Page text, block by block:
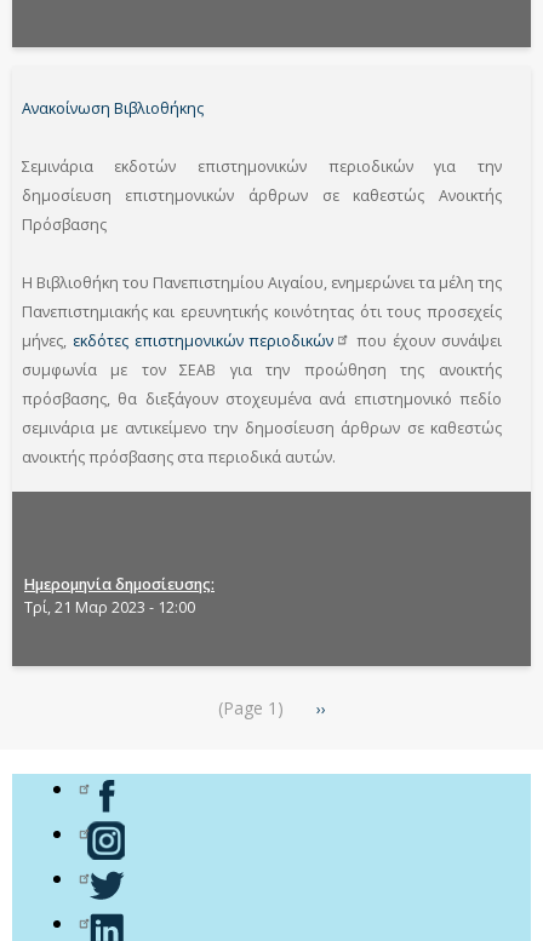
Ανακοίνωση Βιβλιοθήκης
Σεμινάρια εκδοτών επιστημονικών περιοδικών για την
δημοσίευση επιστημονικών άρθρων σε καθεστώς Ανοικτής
Πρόσβασης
Η Βιβλιοθήκη του Πανεπιστημίου Αιγαίου, ενημερώνει τα μέλη της
Πανεπιστημιακής και ερευνητικής κοινότητας ότι τους προσεχείς
μήνες, εκδότες επιστημονικώνπεριοδικών
που έχουν συνάψει
συμφωνία με τον ΣΕΑΒ για την προώθηση της ανοικτής
πρόσβασης, θα διεξάγουν στοχευμένα ανά επιστημονικό πεδίο
σεμινάρια με αντικείμενο την δημοσίευση άρθρων σε καθεστώς
ανοικτής πρόσβασης στα περιοδικά αυτών.
Ημερομηνία δημοσίευσης
Τρί, 21 Μαρ 2023 - 12:00
(Page 1)
Next
››